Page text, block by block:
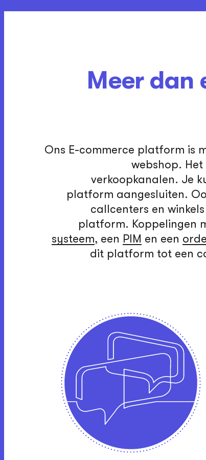
Meer dan
Ons E-commerce platform is
webshop.
verkoopkanalen. Je
platform aangesluiten.
callcenters en
platform. Koppelingen
systeem, een PIM en een
dit platform tot een